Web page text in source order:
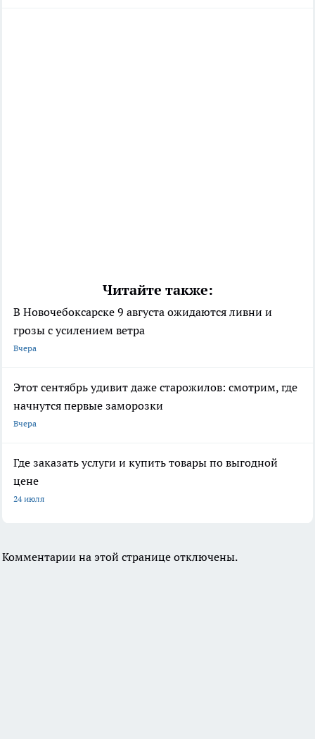
Читайте также:
В Новочебоксарске 9 августа ожидаются ливни и
грозы с усилением ветра
Вчера
Этот сентябрь удивит даже старожилов: смотрим, где
начнутся первые заморозки
Вчера
Где заказать услуги и купить товары по выгодной
цене
24 июля
Комментарии на этой странице отключены.